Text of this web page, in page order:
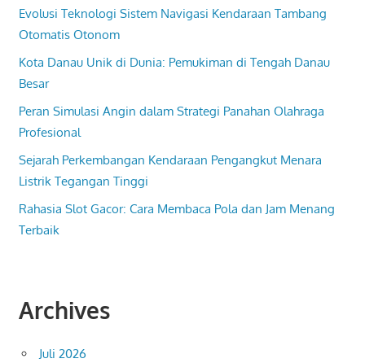
Evolusi Teknologi Sistem Navigasi Kendaraan Tambang
Otomatis Otonom
Kota Danau Unik di Dunia: Pemukiman di Tengah Danau
Besar
Peran Simulasi Angin dalam Strategi Panahan Olahraga
Profesional
Sejarah Perkembangan Kendaraan Pengangkut Menara
Listrik Tegangan Tinggi
Rahasia Slot Gacor: Cara Membaca Pola dan Jam Menang
Terbaik
Archives
Juli 2026